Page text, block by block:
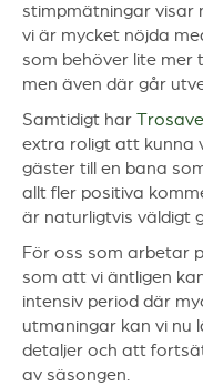
stimpmätningar visar
vi är mycket nöjda
som behöver lite mer
men även där går
Samtidigt har
extra roligt att kunna
gäster till en bana
allt fler positiva
är naturligtvis väldigt
För oss som arbetar
som att vi äntligen
intensiv period där
utmaningar kan vi nu
detaljer och att
av säsongen.